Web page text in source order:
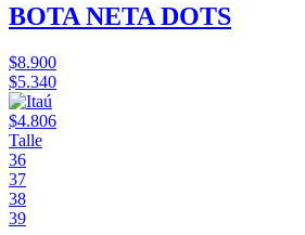
BOTA NETA DOTS
$8.900
$5.340
$4.806
Talle
36
37
38
39